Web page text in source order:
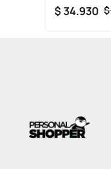
$
$34.930